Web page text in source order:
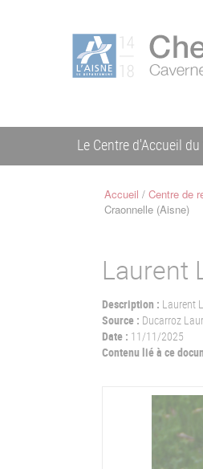
Menu
du
compte
l'utilisateur
C
h
e
n
d
e
Navigation
principale
Le Centre d'Accueil
Fil
Accueil Centre de
Craonnelle (Aisne)
Laurent
Description : Laurent
Source : Ducarroz
Date : 11/11/2025
Contenu lié à ce